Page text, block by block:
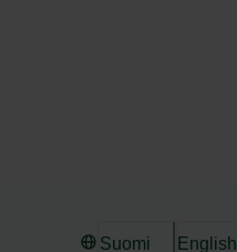
Suomi English